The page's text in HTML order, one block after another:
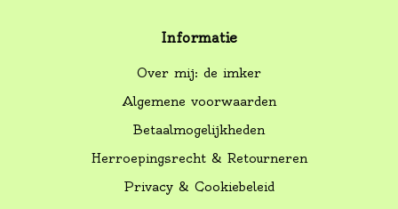
Informatie
Over mij: de imker
Algemene voorwaarden
Betaalmogelijkheden
Herroepingsrecht & Retourneren
Privacy & Cookiebeleid